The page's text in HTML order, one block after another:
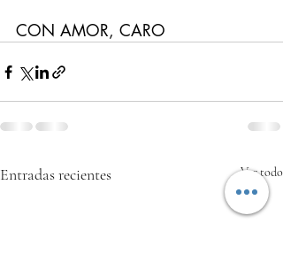
CON AMOR, CARO
Entradas recientes Ver todo